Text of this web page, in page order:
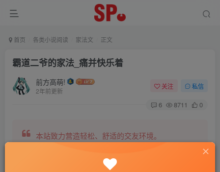
首页 各类小说阅读 家法文 正文
霸道二爷的家法_痛并快乐着
前方高萌!
2年前更新
关注 私信
6 8711 0
本站致力营造轻松、舒适的交友环境。